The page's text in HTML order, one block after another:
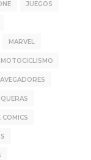
JUEGOS
MARVEL
MOTOCICLISMO